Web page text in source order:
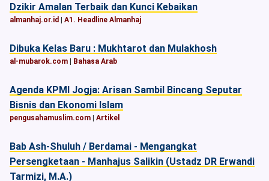
Dzikir Amalan Terbaik dan Kunci Kebaikan
almanhaj.or.id | A1. Headline Almanhaj
Dibuka Kelas Baru : Mukhtarot dan Mulakhosh
al-mubarok.com | Bahasa Arab
Agenda KPMI Jogja: Arisan Sambil Bincang Seputar
Bisnis dan Ekonomi Islam
pengusahamuslim.com | Artikel
Bab Ash-Shuluh / Berdamai - Mengangkat
Persengketaan - Manhajus Salikin (Ustadz DR Erwandi
Tarmizi, M.A.)